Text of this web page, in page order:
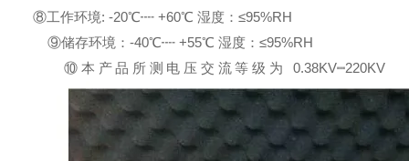
⑧工作环境: -20℃┉ +60℃ 湿度：≤95%RH
⑨储存环境：-40℃┉ +55℃ 湿度：≤95%RH
⑩本产品所测电压交流等级为 0.38KV┉220KV